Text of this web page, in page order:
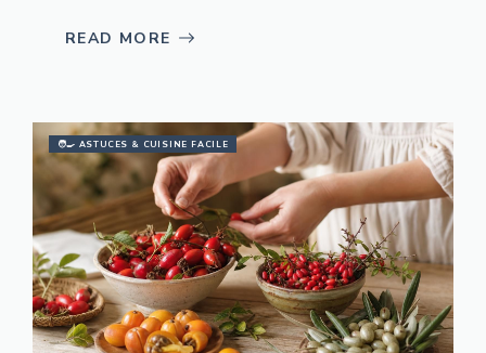
READ MORE
🧑‍🍳 ASTUCES & CUISINE FACILE